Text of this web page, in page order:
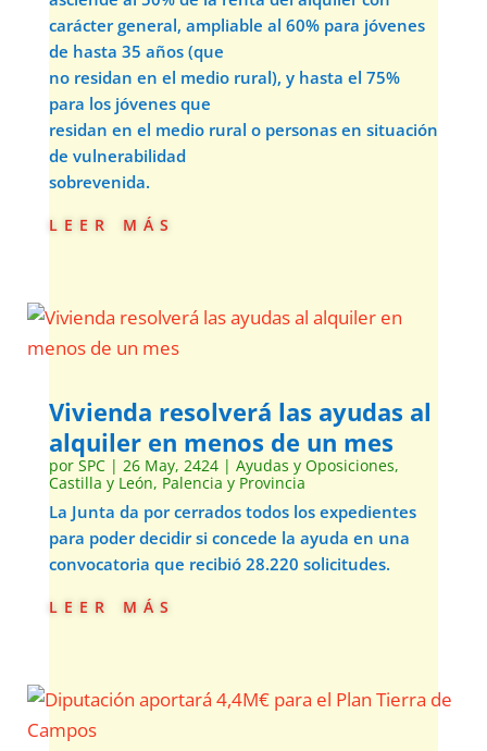
carácter general, ampliable al 60% para jóvenes
de hasta 35 años (que
no residan en el medio rural), y hasta el 75%
para los jóvenes que
residan en el medio rural o personas en situación
de vulnerabilidad
sobrevenida.
leer más
Vivienda resolverá las ayudas al
alquiler en menos de un mes
por SPC| 26 May, 2424| Ayudas y Oposiciones,
Castilla y León, Palencia y Provincia
La Junta da por cerrados todos los expedientes
para poder decidir si concede la ayuda en una
convocatoria que recibió 28.220 solicitudes.
leer más